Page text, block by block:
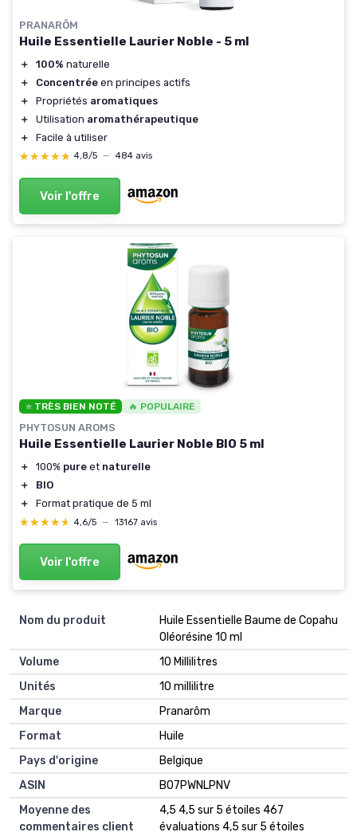
PRANARÔM
Huile Essentielle Laurier Noble - 5 ml
＋ 100% naturelle
＋
Concentrée en principes actifs
＋
Propriétés aromatiques
＋
Utilisation aromathérapeutique
＋
Facile à utiliser
★★★★★
★★★★★ 4,8/5 — 484 avis
Voir l'offre
⭐ TRÈS BIEN NOTÉ 🔥 POPULAIRE
PHYTOSUN AROMS
Huile Essentielle Laurier Noble BIO 5 ml
＋ 100% pure et naturelle
＋
BIO
＋
Format pratique de 5 ml
★★★★★
★★★★★ 4,6/5 — 13167 avis
Voir l'offre
Nom du produit
‎Huile Essentielle Baume de Copahu
Oléorésine 10 ml
Volume
‎10 Millilitres
Unités
‎10 millilitre
Marque
‎Pranarôm
Format
‎Huile
Pays d'origine
‎Belgique
ASIN
B07PWNLPNV
Moyenne des
commentaires client
4,5 4,5 sur 5 étoiles 467
évaluations 4,5 sur 5 étoiles